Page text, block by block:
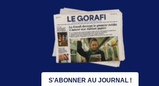
S'ABONNER AU JOURNAL !